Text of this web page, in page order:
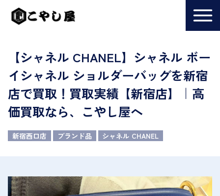
【シャネル CHANEL】シャネル ボー
イシャネル ショルダーバッグを新宿
店で買取！買取実績【新宿店】｜高
価買取なら、こやし屋へ
新宿西口店 ブランド品 シャネル CHANEL